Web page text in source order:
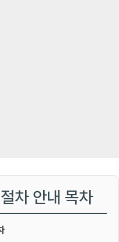
차 안내 목차